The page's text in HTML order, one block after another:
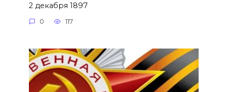
2 декабря 1897
0 117